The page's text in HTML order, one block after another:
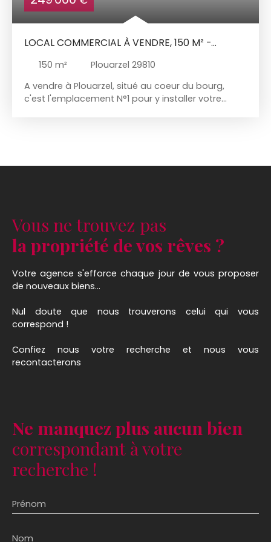
LOCAL COMMERCIAL À VENDRE, 150 M² -
150 m²
Plouarzel 29810
A vendre à Plouarzel, situé au coeur du bourg,
c'est l'emplacement N°1 pour y installer votre
Vous ne trouvez pas
la propriété de vos rêves ?
Votre agence s'efforce chaque jour de vous proposer
de nouveaux biens...
Nul doute que nous trouverons celui qui vous
correspond !
Confiez nous votre recherche et nous vous
recontacterons
Ne manquez plus aucun bien
correspondant à votre
recherche !
Prénom
Nom